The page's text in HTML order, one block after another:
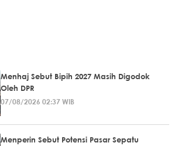
Menhaj Sebut Bipih 2027 Masih Digodok
Oleh DPR
07/08/2026 02:37 WIB
Menperin Sebut Potensi Pasar Sepatu